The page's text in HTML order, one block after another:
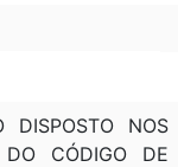
DISPOSTO NOS
CÓDIGO DE